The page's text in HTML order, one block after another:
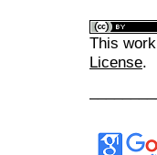
This
License.